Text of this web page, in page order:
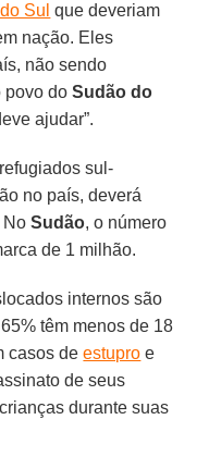
Sul que deveriam
nação. Eles
não sendo
povo doSudão do
ajudar”.
sul-
no país, deverá
NoSudão, o número
de 1 milhão.
internos são
têm menos de 18
casos deestupro e
de seus
durante suas